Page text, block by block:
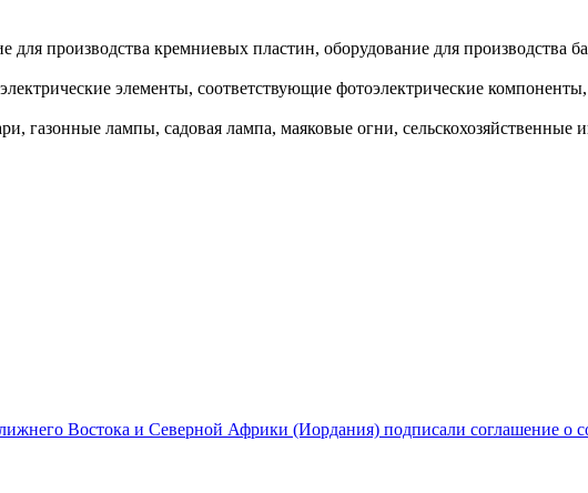
производства кремниевых пластин, оборудование для производства
элементы, соответствующие фотоэлектрические
газонные лампы, садовая лампа, маяковые огни, сельскохозяйственные
Востока и Северной Африки (Иордания) подписали соглашение о